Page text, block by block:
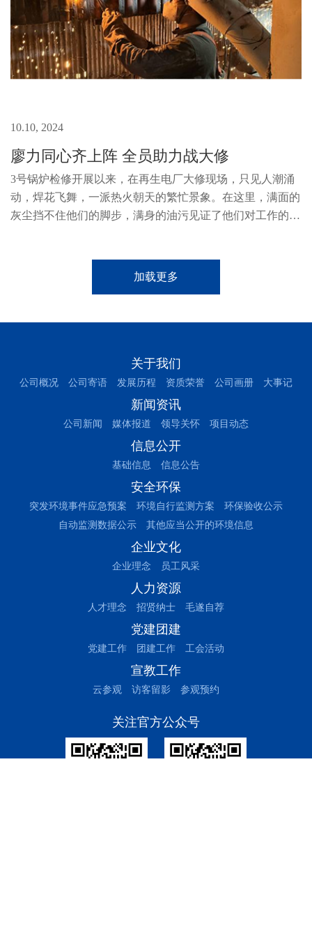
10.10, 2024
廖力同心齐上阵 全员助力战大修
3号锅炉检修开展以来，在再生电厂大修现场，只见人潮涌
动，焊花飞舞，一派热火朝天的繁忙景象。在这里，满面的
灰尘挡不住他们的脚步，满身的油污见证了他们对工作的热
加载更多
关于我们
公司概况 公司寄语 发展历程 资质荣誉 公司画册 大事记
新闻资讯
公司新闻 媒体报道 领导关怀 项目动态
信息公开
基础信息 信息公告
安全环保
突发环境事件应急预案 环境自行监测方案
环保验收公示
自动监测数据公示
其他应当公开的环境信息
企业文化
企业理念 员工风采
人力资源
人才理念 招贤纳士 毛遂自荐
党建团建
党建工作 团建工作 工会活动
宣教工作
云参观 访客留影 参观预约
关注官方公众号